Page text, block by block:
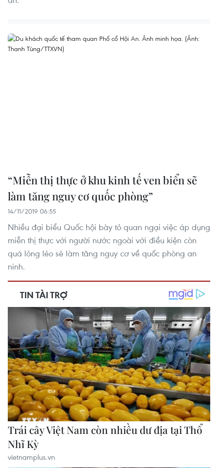
“Miễn thị thực ở khu kinh tế ven biển sẽ
làm tăng nguy cơ quốc phòng”
14/11/2019 06:55
Nhiều đại biểu Quốc hội bày tỏ quan ngại việc áp dụng
miễn thị thực với người nước ngoài với điều kiện còn
quá lỏng lẻo sẽ làm tăng nguy cơ về quốc phòng an
ninh.